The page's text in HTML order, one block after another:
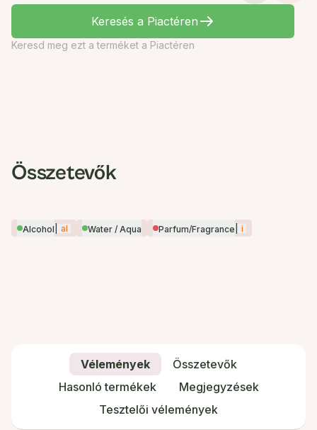
Keresés a Piactéren
Keresd meg ezt a terméket a Piactéren
Összetevők
Alcohol al Water / Aqua Parfum/Fragrance i
Vélemények
Összetevők
Hasonló termékek
Megjegyzések
Tesztelői vélemények